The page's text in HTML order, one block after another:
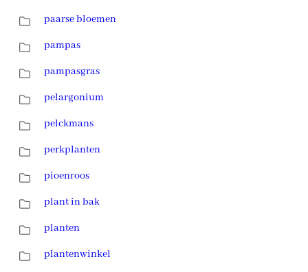
paarse bloemen
pampas
pampasgras
pelargonium
pelckmans
perkplanten
pioenroos
plant in bak
planten
plantenwinkel